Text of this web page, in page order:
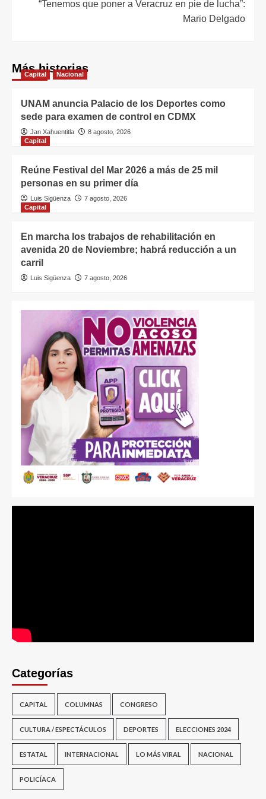
“Tenemos que poner a Veracruz en pie de lucha”:
Mario Delgado
Más historias
Capital Nacional
UNAM anuncia Palacio de los Deportes como
sede para examen de control en CDMX
Jan Xahuentitla
8 agosto, 2026
Capital
Reúne Festival del Mar 2026 a más de 25 mil
personas en su primer día
Luis Sigüenza
7 agosto, 2026
Capital
En marcha los trabajos de rehabilitación en
avenida 20 de Noviembre; habrá reducción a un
carril
Luis Sigüenza 7 agosto, 2026
Categorías
CAPITAL COLUMNAS CONGRESO
CULTURA / ESPECTÁCULOS DEPORTES ELECCIONES 2024
ESTATAL INTERNACIONAL LO MÁS VIRAL NACIONAL
POLICÍACA